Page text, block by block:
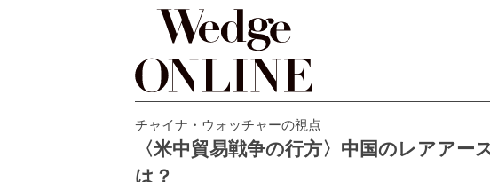
チャイナ・ウォッチャーの視点
〈米中貿易戦争の行方〉中国のレアア
は？